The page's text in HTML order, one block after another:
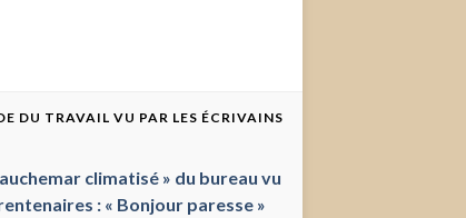
DU TRAVAIL VU PAR LES ÉCRIVAINS
climatisé » du bureau vu
: « Bonjour paresse »